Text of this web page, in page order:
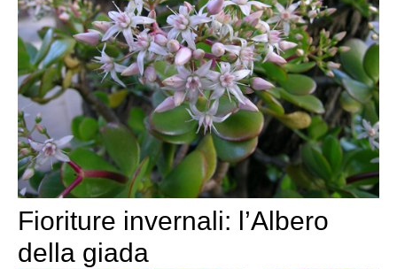
Fioriture invernali: l’Albero
della giada